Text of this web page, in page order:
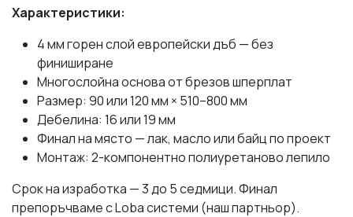
Характеристики:
4 мм горен слой европейски дъб — без
финиширане
Многослойна основа от брезов шперплат
Размер: 90 или 120 мм × 510–800 мм
Дебелина: 16 или 19 мм
Финал на място — лак, масло или байц по проект
Монтаж: 2-компонентно полиуретаново лепило
Срок на изработка — 3 до 5 седмици. Финал
препоръчваме с Loba системи (наш партньор).